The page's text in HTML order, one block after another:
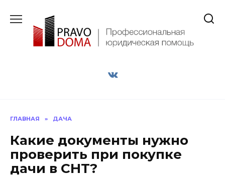
содержанию
ГЛАВНАЯ » ДАЧА
Какие документы нужно
проверить при покупке
дачи в СНТ?